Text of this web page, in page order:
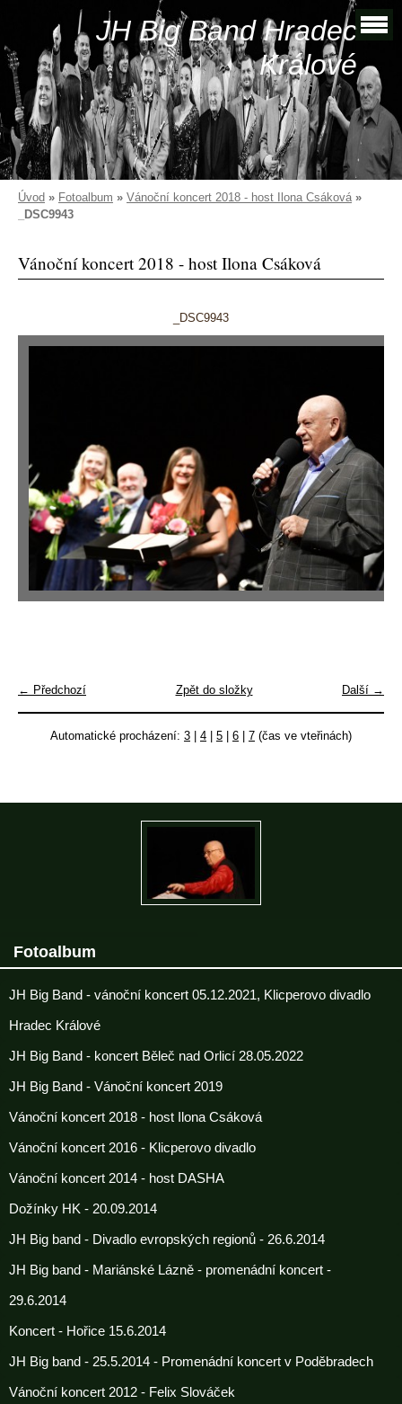
JH Big Band Hradec
Králové
Úvod » Fotoalbum » Vánoční koncert 2018 - host Ilona Csáková»
_DSC9943
Vánoční koncert 2018 - host Ilona Csáková
_DSC9943
← Předchozí Další →
Zpět do složky
Automatické procházení: 3 4 5 6 7 (čas ve vteřinách)
Fotoalbum
JH Big Band - vánoční koncert 05.12.2021, Klicperovo divadlo
Hradec Králové
JH Big Band - koncert Běleč nad Orlicí 28.05.2022
JH Big Band - Vánoční koncert 2019
Vánoční koncert 2018 - host Ilona Csáková
Vánoční koncert 2016 - Klicperovo divadlo
Vánoční koncert 2014 - host DASHA
Dožínky HK - 20.09.2014
JH Big band - Divadlo evropských regionů - 26.6.2014
JH Big band - Mariánské Lázně - promenádní koncert -
29.6.2014
Koncert - Hořice 15.6.2014
JH Big band - 25.5.2014 - Promenádní koncert v Poděbradech
Vánoční koncert 2012 - Felix Slováček